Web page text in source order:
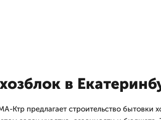
в
Ктр предлагает строительство бытовки